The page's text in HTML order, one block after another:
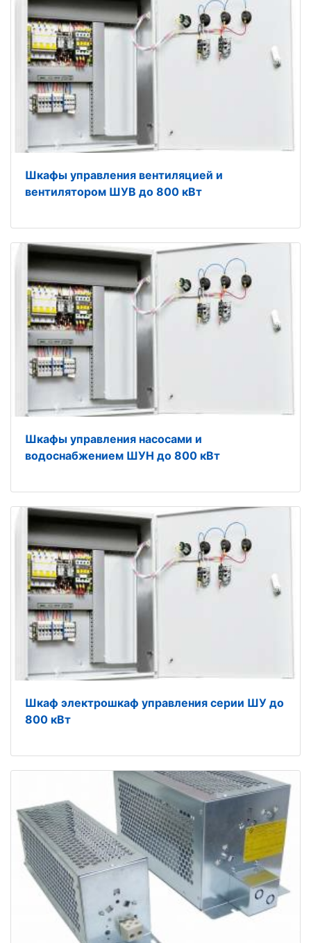
Шкафы управления вентиляцией и
вентилятором ШУВ до 800 кВт
Шкафы управления насосами и
водоснабжением ШУН до 800 кВт
Шкаф электрошкаф управления серии ШУ до
800 кВт